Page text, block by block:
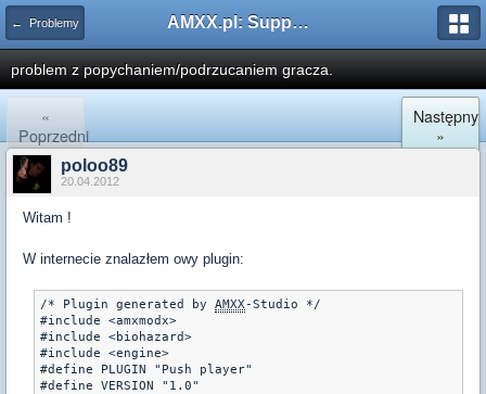
← Problemy AMXX.pl: Support AMX Mod X i SourceMod
problem z popychaniem/podrzucaniem gracza.
«
Poprzedni
Następny
»
poloo89
20.04.2012
Witam !
W internecie znalazłem owy plugin:
/* Plugin generated by AMXX-Studio */
#include <amxmodx>
#include <biohazard>
#include <engine>
#define PLUGIN "Push player"
#define VERSION "1.0"